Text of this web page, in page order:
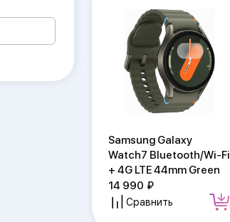
Samsung Galaxy
Watch7 Bluetooth/Wi-Fi
+ 4G LTE 44mm Green
14 990
Сравнить